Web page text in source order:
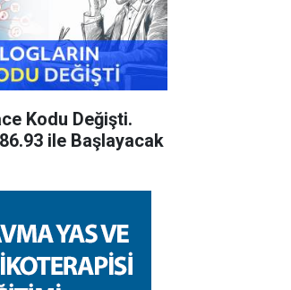
Kodu Değişti.
ile Başlayacak